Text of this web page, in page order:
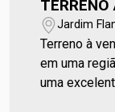
Jardim
Terreno à
em uma
uma